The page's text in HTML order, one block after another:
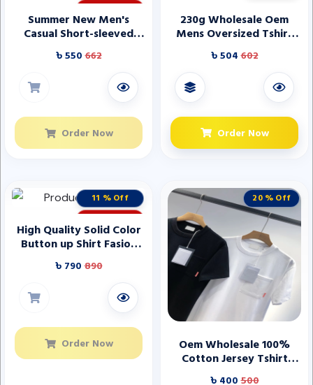
STOCK OUT
Summer New Men's
Casual Short-sleeved
Polo Shirt Lapel
Customizable Design
Sports Style Print Tennis
T Shirt For Men
৳ 550662
Order Now
230g Wholesale Oem
Mens Oversized Tshirt
Dtg Print Tee Logo T-
shirt Heavyweight Stone
Acid Washed Vintage
Custom T Shirt
৳ 504602
Order Now
11 % Off
STOCK OUT
High Quality Solid Color
Button up Shirt Fasion
Mens Short Sleeve
Cotton Linen Shirts
৳ 790890
Order Now
20 % Off
Oem Wholesale 100%
Cotton Jersey Tshirt
Oversize Man Short
৳ 400500